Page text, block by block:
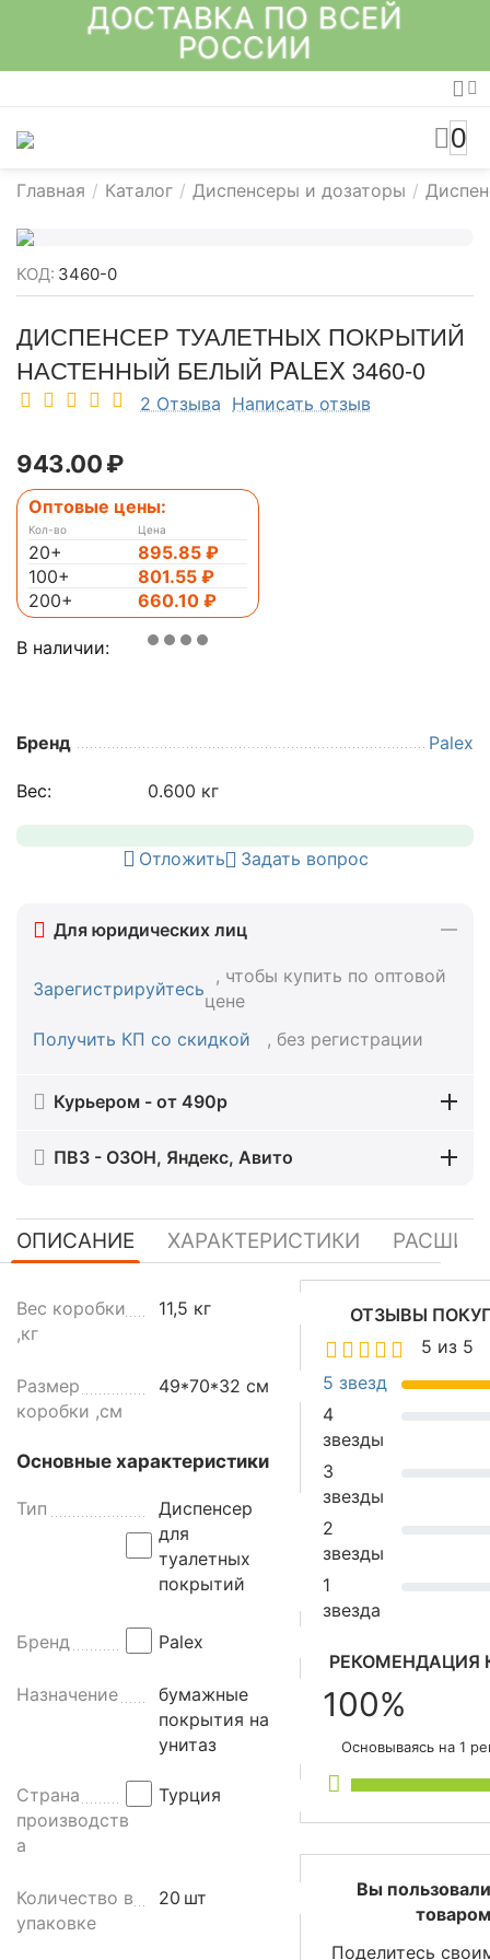
ДОСТАВКА ПО ВСЕЙ
РОССИИ
0
Главная / Каталог / Диспенсеры и дозаторы /
КОД: 3460-0
ДИСПЕНСЕР ТУАЛЕТНЫХ ПОКРЫТИЙ
НАСТЕННЫЙ БЕЛЫЙ PALEX 3460-0
2 Отзыва Написать отзыв
943.00₽
Оптовые цены:
Кол-во
20+
100+
200+
Цена
895.85 ₽
801.55 ₽
660.10 ₽
В наличии:
Бренд Palex
Вес: 0.600 кг
Отложить Задать вопрос
Для юридических лиц
Зарегистрируйтесь
, чтобы купить по оптовой
цене
Получить КП со скидкой
, без регистрации
Курьером - от 490р
ПВЗ - ОЗОН, Яндекс, Авито
ОПИСАНИЕ ХАРАКТЕРИСТИКИ
Д
и
п
е
с
р
д
о
о
ы
у
а
Вес коробки
,кг
11,5 кг
Размер
коробки ,см
49*70*32 см
Основные характеристики
Тип
Диспенсер
для
туалетных
покрытий
Бренд Palex
Назначение
бумажные
покрытия на
унитаз
Страна
производств
а
Турция
Количество в
упаковке
20 шт
ОТЗЫВЫ
5 из 5
5 звезд
4
звезды
3
звезды
2
звезды
1
звезда
РЕКОМЕНДАЦИЯ
100%
Основываясь на 1
Вы
Поделитесь